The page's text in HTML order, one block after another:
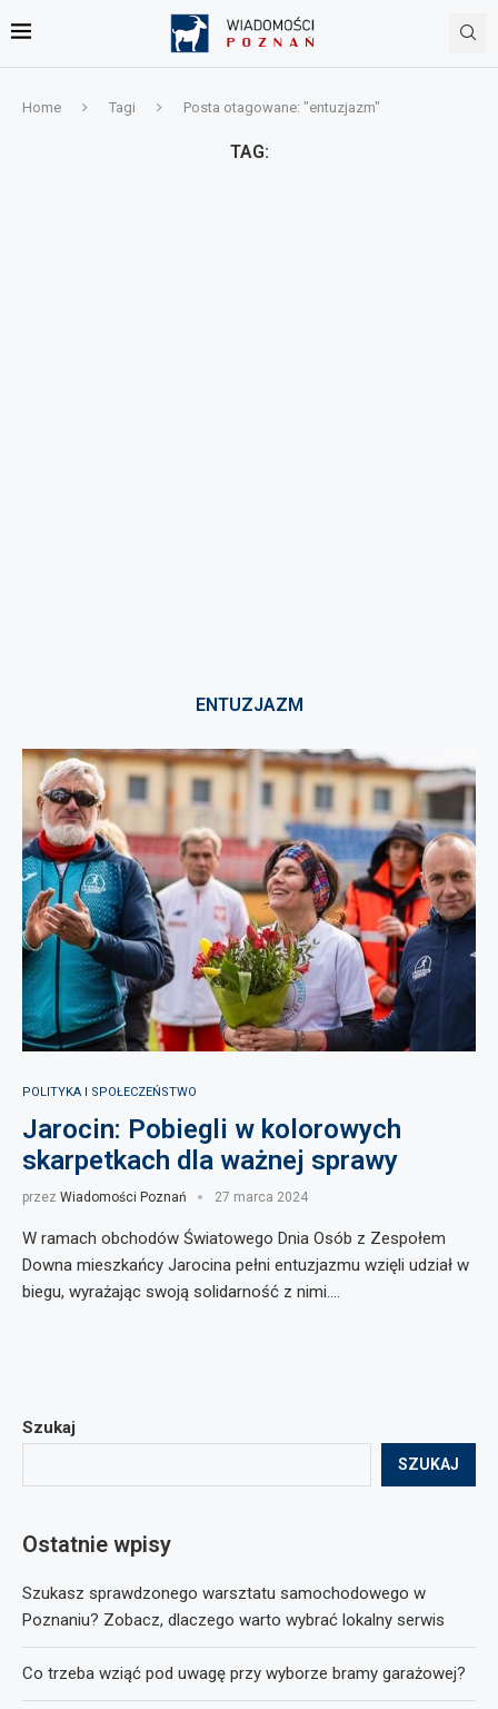
Home Tagi Posta otagowane: "entuzjazm"
TAG:
ENTUZJAZM
POLITYKA I SPOŁECZEŃSTWO
Jarocin: Pobiegli w kolorowych
skarpetkach dla ważnej sprawy
przez Wiadomości Poznań 27 marca 2024
W ramach obchodów Światowego Dnia Osób z Zespołem
Downa mieszkańcy Jarocina pełni entuzjazmu wzięli udział w
biegu, wyrażając swoją solidarność z nimi.…
Szukaj
SZUKAJ
Ostatnie wpisy
Szukasz sprawdzonego warsztatu samochodowego w
Poznaniu? Zobacz, dlaczego warto wybrać lokalny serwis
Co trzeba wziąć pod uwagę przy wyborze bramy garażowej?